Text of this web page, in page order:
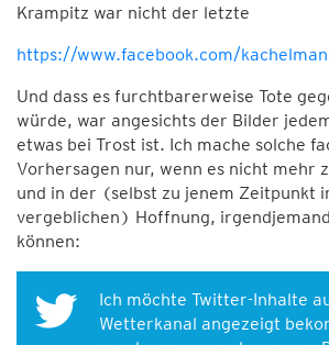
Krampitz war nicht der letzte
https://www.facebook.com/
Und dass es furchtbarerweise Tote
würde, war angesichts der Bilder
etwas bei Trost ist. Ich mache solche
Vorhersagen nur, wenn es nicht mehr
und in der (selbst zu jenem Zeitpunkt
vergeblichen) Hoffnung,
können:
Ich möchte Twitter-Inhalte
Wetterkanal angezeigt